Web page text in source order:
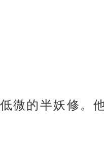
微的半妖修。